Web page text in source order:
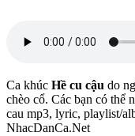
Ca khúc Hề cu cậu do
chèo cổ. Các bạn có thể
cau mp3, lyric, playlist/
NhacDanCa.Net